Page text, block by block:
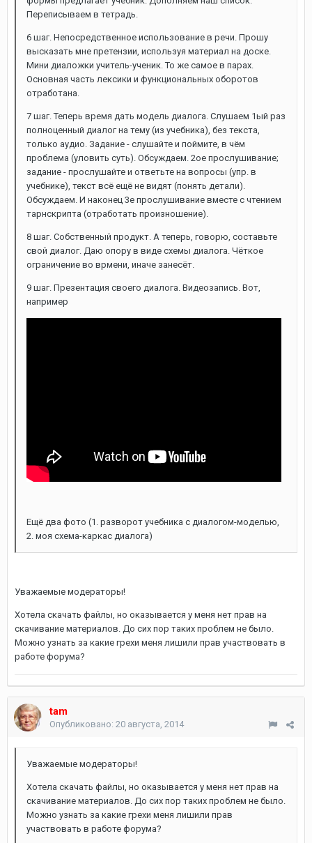
Переписываем в тетрадь.
6 шаг. Непосредственное использование в речи. Прошу
высказать мне претензии, используя материал на доске.
Мини диаложки учитель-ученик. То же самое в парах.
Основная часть лексики и функциональных оборотов
отработана.
7 шаг. Теперь время дать модель диалога. Слушаем 1ый раз
полноценный диалог на тему (из учебника), без текста,
только аудио. Задание - слушайте и поймите, в чём
проблема (уловить суть). Обсуждаем. 2ое прослушивание;
задание - прослушайте и ответьте на вопросы (упр. в
учебнике), текст всё ещё не видят (понять детали).
Обсуждаем. И наконец 3е прослушивание вместе с чтением
тарнскрипта (отработать произношение).
8 шаг. Собственный продукт. А теперь, говорю, составьте
свой диалог. Даю опору в виде схемы диалога. Чёткое
ограничение во врмени, иначе занесёт.
9 шаг. Презентация своего диалога. Видеозапись. Вот,
например
Ещё два фото (1. разворот учебника с диалогом-моделью,
2. моя схема-каркас диалога)
Уважаемые модераторы!
Хотела скачать файлы, но оказывается у меня нет прав на
скачивание материалов. До сих пор таких проблем не было.
Можно узнать за какие грехи меня лишили прав участвовать в
работе форума?
tam
Опубликовано: 20 августа, 2014
Уважаемые модераторы!
Хотела скачать файлы, но оказывается у меня нет прав на
скачивание материалов. До сих пор таких проблем не было.
Можно узнать за какие грехи меня лишили прав
участвовать в работе форума?